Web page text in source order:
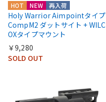
HOT NEW 再入荷
Holy Warrior Aimpointタイプ
CompM2 ダットサイト + WILC
OXタイプマウント
￥9,280
SOLD OUT